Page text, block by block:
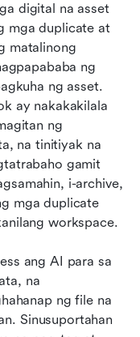
digital na asset
mga duplicate at
matalinong
ng
ng asset.
ay nakakakilala
ng
na tinitiyak na
gamit
i-archive,
mga duplicate
workspace.
ang AI para sa
na
ng file na
Sinusuportahan